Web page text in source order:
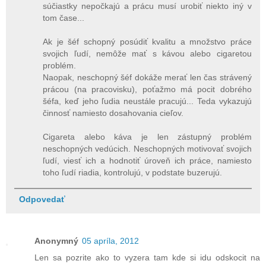
súčiastky nepočkajú a prácu musí urobiť niekto iný v
tom čase...
Ak je šéf schopný posúdiť kvalitu a množstvo práce
svojich ľudí, nemôže mať s kávou alebo cigaretou
problém.
Naopak, neschopný šéf dokáže merať len čas strávený
prácou (na pracovisku), poťažmo má pocit dobrého
šéfa, keď jeho ľudia neustále pracujú... Teda vykazujú
činnosť namiesto dosahovania cieľov.
Cigareta alebo káva je len zástupný problém
neschopných vedúcich. Neschopných motivovať svojich
ľudí, viesť ich a hodnotiť úroveň ich práce, namiesto
toho ľudí riadia, kontrolujú, v podstate buzerujú.
Odpovedať
Anonymný 05 apríla, 2012
Len sa pozrite ako to vyzera tam kde si idu odskocit na